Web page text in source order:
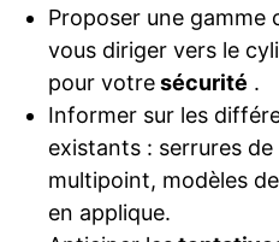
Proposer une gamme
vous diriger vers le
pour votresécurité .
Informer sur les
existants : serrures
multipoint, modèles de
en applique.